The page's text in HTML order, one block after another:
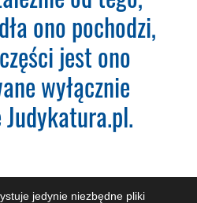
ono pochodzi,
jest ono
wyłącznie
jedynie niezbędne pliki